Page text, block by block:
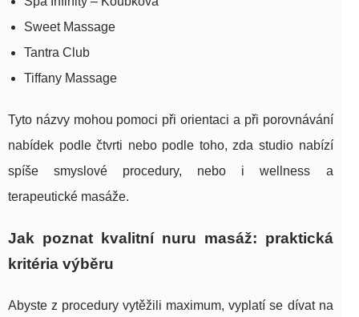
Sweet Massage
Tantra Club
Tiffany Massage
Tyto názvy mohou pomoci při orientaci a při porovnávání
nabídek podle čtvrti nebo podle toho, zda studio nabízí
spíše smyslové procedury, nebo i wellness a
terapeutické masáže.
Jak poznat kvalitní nuru masáž: praktická
kritéria výběru
Abyste z procedury vytěžili maximum, vyplatí se dívat na